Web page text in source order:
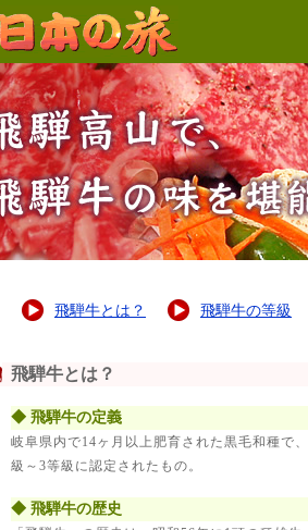
飛騨牛とは？ 飛騨牛の等級
飛騨牛とは？
◆ 飛騨牛の定義
岐阜県内で14ヶ月以上肥育された黒毛和種で
級～3等級に認定されたもの。
◆ 飛騨牛の歴史